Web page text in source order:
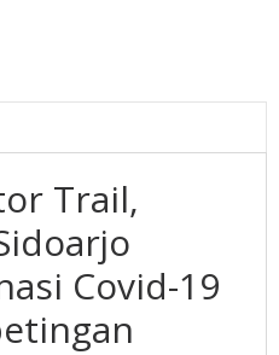
Forkopimda
Trail,
Covid-19